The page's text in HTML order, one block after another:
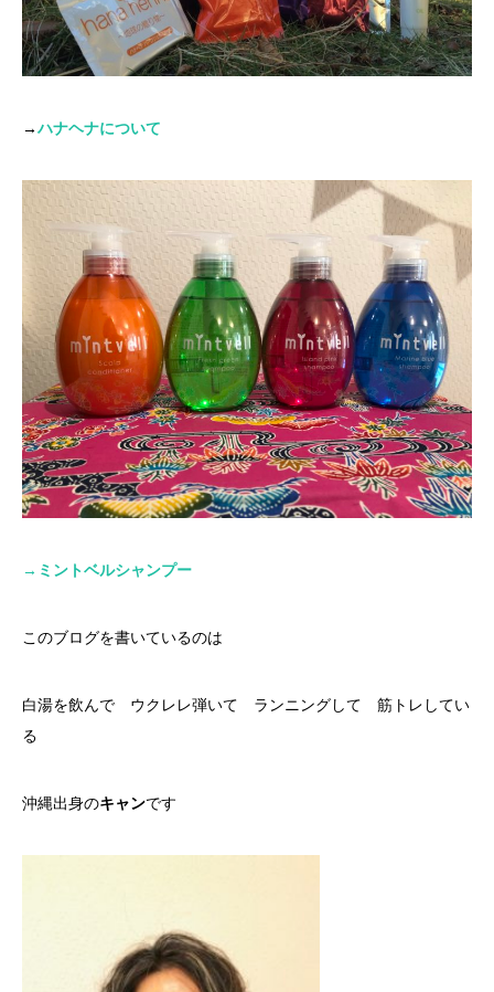
→ハナヘナについて
→ ミントベルシャンプー
このブログを書いているのは
白湯を飲んで ウクレレ弾いて ランニングして 筋トレしてい
る
沖縄出身のキャンです